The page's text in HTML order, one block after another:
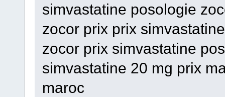
simvastatine posologie
zocor prix prix
zocor prix simvastatine
simvastatine 20 mg prix
maroc